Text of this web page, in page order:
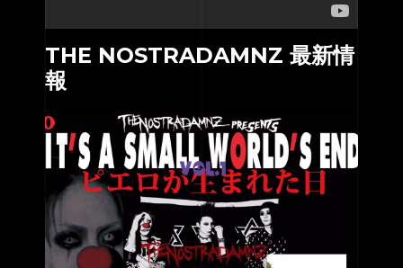
THE NOSTRADAMNZ 最新情
報